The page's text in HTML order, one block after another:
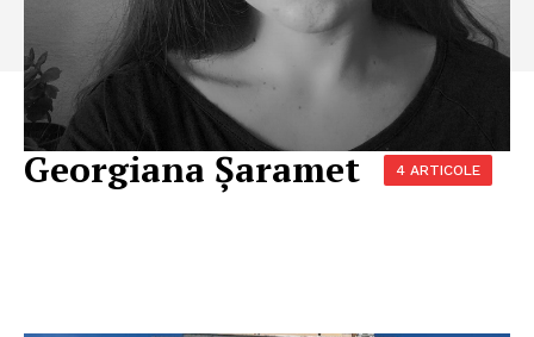
Georgiana Șaramet 4 ARTICOLE